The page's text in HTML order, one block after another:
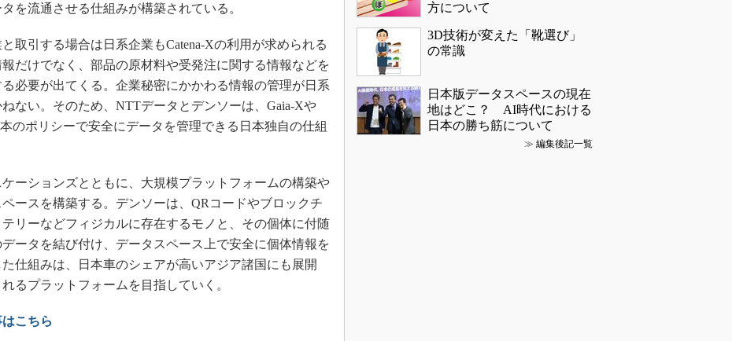
を流通させる仕組みが構築されている。
取引する場合は日系企業もCatena-Xの利用が求められる
だけでなく、部品の原材料や受発注に関する情報などを
必要が出てくる。企業秘密にかかわる情報の管理が日系
ない。そのため、NTTデータとデンソーは、Gaia-Xや
のポリシーで安全にデータを管理できる日本独自の仕組
ーションズとともに、大規模プラットフォームの構築や
ースを構築する。デンソーは、QRコードやブロックチ
リーなどフィジカルに存在するモノと、その個体に付随
ータを結び付け、データスペース上で安全に個体情報を
仕組みは、日本車のシェアが高いアジア諸国にも展開
るプラットフォームを目指していく。
こちら
方について
3D技術が変えた「靴選び」
の常識
日本版データスペースの現在
地はどこ？ AI時代における
日本の勝ち筋について
≫ 編集後記一覧